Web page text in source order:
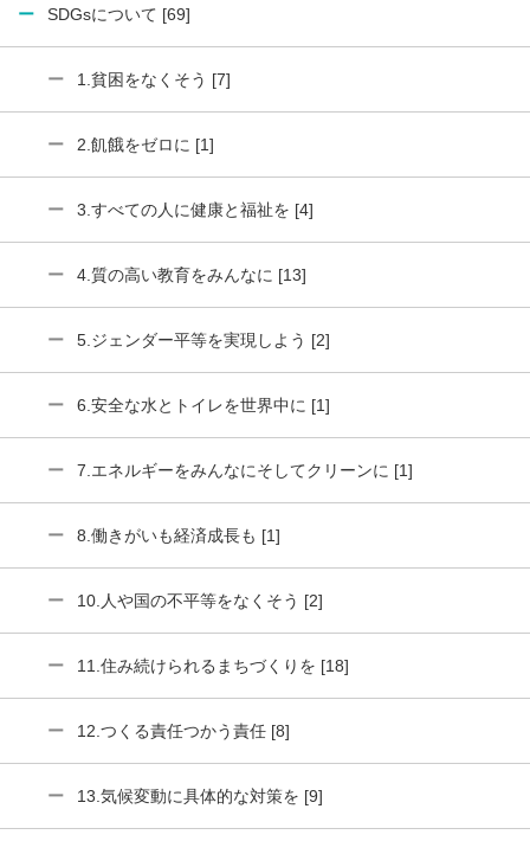
SDGsについて [69]
1.貧困をなくそう [7]
2.飢餓をゼロに [1]
3.すべての人に健康と福祉を [4]
4.質の高い教育をみんなに [13]
5.ジェンダー平等を実現しよう [2]
6.安全な水とトイレを世界中に [1]
7.エネルギーをみんなにそしてクリーンに [1]
8.働きがいも経済成長も [1]
10.人や国の不平等をなくそう [2]
11.住み続けられるまちづくりを [18]
12.つくる責任つかう責任 [8]
13.気候変動に具体的な対策を [9]